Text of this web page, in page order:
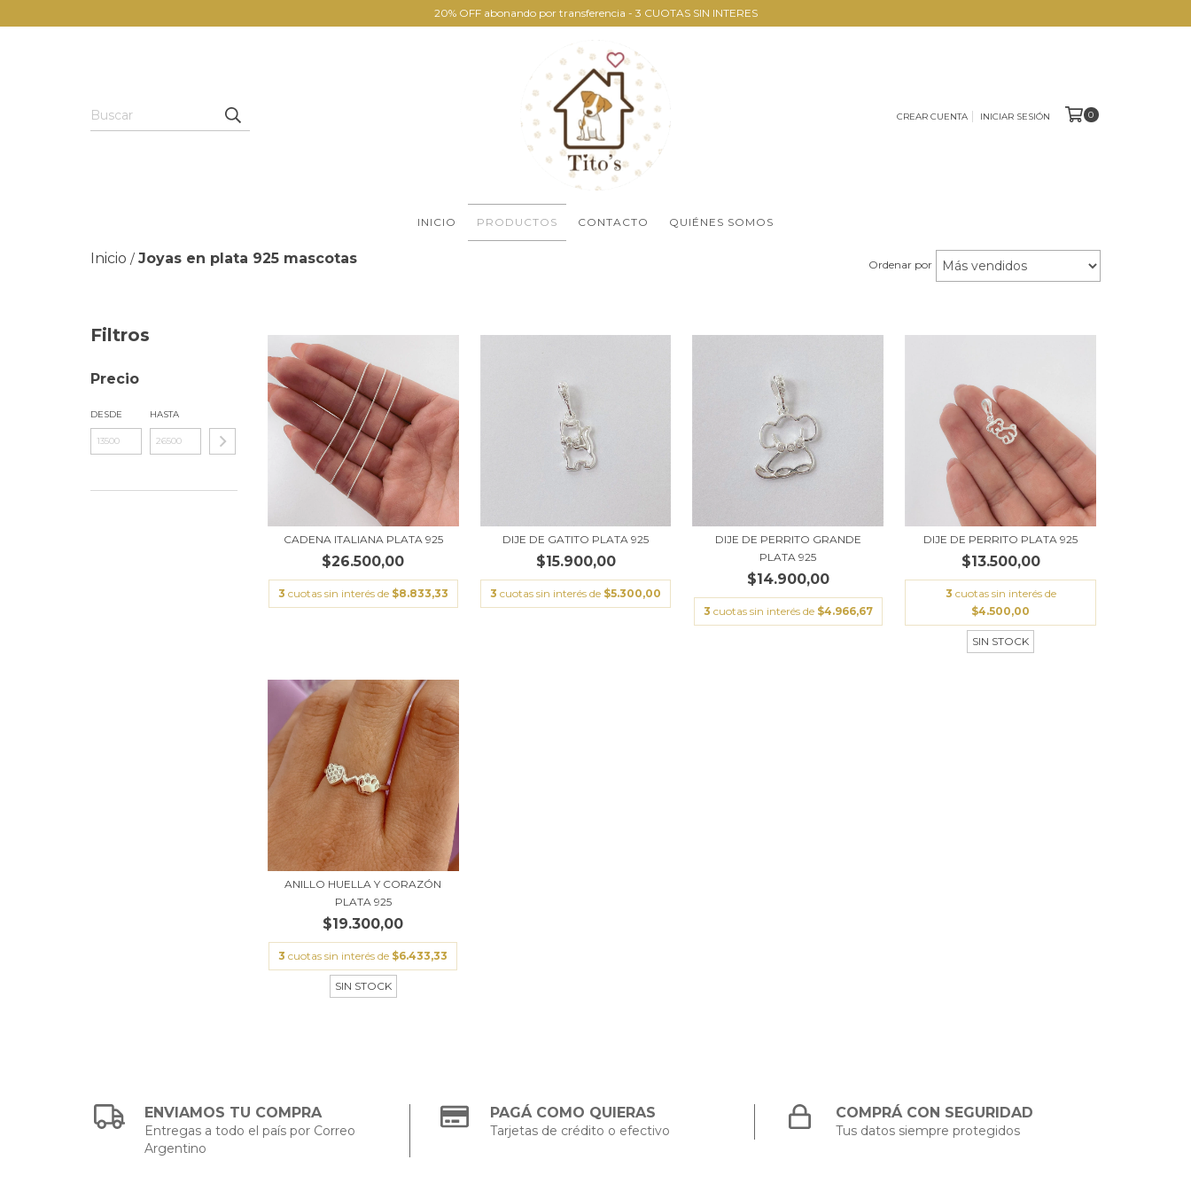
20% OFF abonando por transferencia - 3 CUOTAS SIN INTERES
CREAR CUENTA INICIAR SESIÓN 0
INICIO PRODUCTOS CONTACTO QUIÉNES SOMOS
Inicio / Joyas en plata 925 mascotas Ordenar por
Filtros
Precio
DESDE HASTA
CADENA ITALIANA PLATA 925
$26.500,00
3 cuotas sin interés de $8.833,33
DIJE DE GATITO PLATA 925
$15.900,00
3 cuotas sin interés de $5.300,00
DIJE DE PERRITO GRANDE
PLATA 925
$14.900,00
3 cuotas sin interés de $4.966,67
DIJE DE PERRITO PLATA 925
$13.500,00
3 cuotas sin interés de
$4.500,00
SIN STOCK
ANILLO HUELLA Y CORAZÓN
PLATA 925
$19.300,00
3 cuotas sin interés de $6.433,33
SIN STOCK
ENVIAMOS TU COMPRA
Entregas a todo el país por Correo
Argentino
PAGÁ COMO QUIERAS
Tarjetas de crédito o efectivo
COMPRÁ CON SEGURIDAD
Tus datos siempre protegidos